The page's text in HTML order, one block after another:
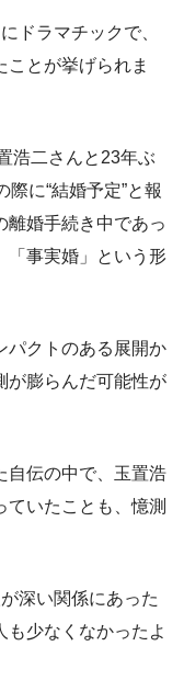
ドラマチックで、
ことが挙げられま
浩二さんと23年ぶ
に“結婚予定”と報
離婚手続き中であっ
「事実婚」という形
パクトのある展開か
が膨らんだ可能性が
自伝の中で、玉置浩
ていたことも、憶測
深い関係にあった
も少なくなかったよ